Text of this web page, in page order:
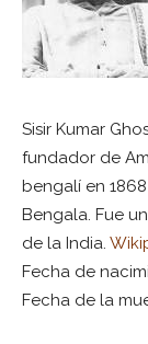
Sisir Kumar
fundador de
bengalí en
Bengala. Fue
de la India.
Fecha de
Fecha de la